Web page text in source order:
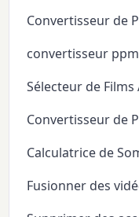
Convertisseur de
convertisseur
Sélecteur de
Convertisseur de
Calculatrice de
Fusionner des